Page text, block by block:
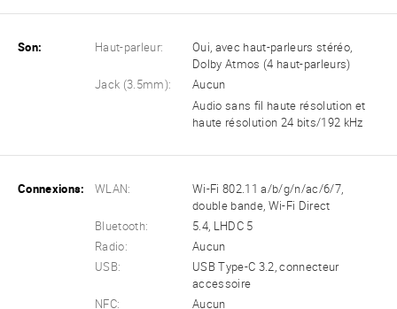
Son: Haut-parleur:
Oui, avec haut-parleurs stéréo,
Dolby Atmos (4 haut-parleurs)
Jack (3.5mm):
Aucun
Audio sans fil haute résolution et
haute résolution 24 bits/192 kHz
Connexions: WLAN:
Wi-Fi 802.11 a/b/g/n/ac/6/7,
double bande, Wi-Fi Direct
Bluetooth:
5.4, LHDC 5
Radio:
Aucun
USB:
USB Type-C 3.2, connecteur
accessoire
NFC:
Aucun